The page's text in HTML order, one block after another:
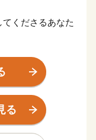
くださるあなた
に囲まれた長浜
まちです。
古くから人々が
政、石田三成、
る